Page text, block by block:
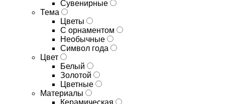
Сувенирные
Тема
Цветы
С орнаментом
Необычные
Символ года
Цвет
Белый
Золотой
Цветные
Материалы
Керамическая